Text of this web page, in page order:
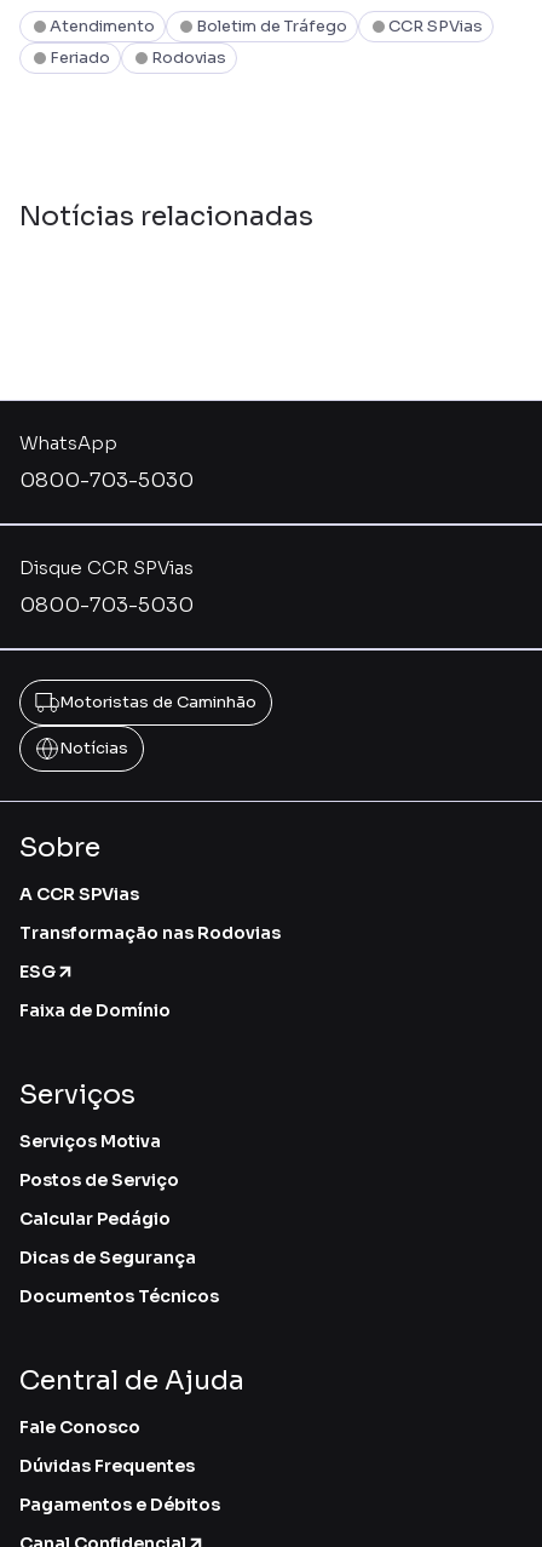
Atendimento Boletim de Tráfego
CCR SPVias
Feriado
Rodovias
Notícias relacionadas
Disque CCR SPVias
0800-703-5030
WhatsApp
0800-703-5030
Motoristas de Caminhão
Notícias
Sobre
A CCR SPVias
Transformação nas Rodovias
ESG
Faixa de Domínio
Serviços
Serviços Motiva
Postos de Serviço
Calcular Pedágio
Dicas de Segurança
Documentos Técnicos
Central de Ajuda
Fale Conosco
Dúvidas Frequentes
Pagamentos e Débitos